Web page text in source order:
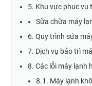
5. Khu vực phục vụ
Sữa chữa máy
6. Quy trình sửa
7. Dịch vụ bảo trì
8. Các lỗi máy lạnh
8.1. Máy lạnh